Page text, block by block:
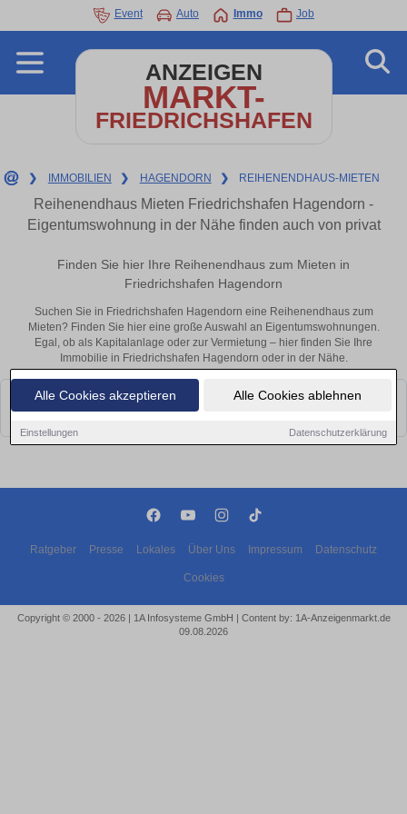
Alle Cookies akzeptieren Alle Cookies ablehnen
Einstellungen Datenschutzerklärung
Event Auto Immo Job
ANZEIGEN
MARKT-
FRIEDRICHSHAFEN
❯ IMMOBILIEN ❯ HAGENDORN ❯ REIHENENDHAUS-MIETEN
Reihenendhaus Mieten Friedrichshafen Hagendorn -
Eigentumswohnung in der Nähe finden auch von privat
Finden Sie hier Ihre Reihenendhaus zum Mieten in
Friedrichshafen Hagendorn
Suchen Sie in Friedrichshafen Hagendorn eine Reihenendhaus zum
Mieten? Finden Sie hier eine große Auswahl an Eigentumswohnungen.
Egal, ob als Kapitalanlage oder zur Vermietung – hier finden Sie Ihre
Immobilie in Friedrichshafen Hagendorn oder in der Nähe.
Leider konnten wir derzeit keine passenden Objekte finden. Schauen Sie
bald wieder vorbei!
Ratgeber Presse Lokales Über Uns Impressum Datenschutz
Cookies
Copyright © 2000 - 2026 | 1A Infosysteme GmbH | Content by: 1A-Anzeigenmarkt.de
09.08.2026